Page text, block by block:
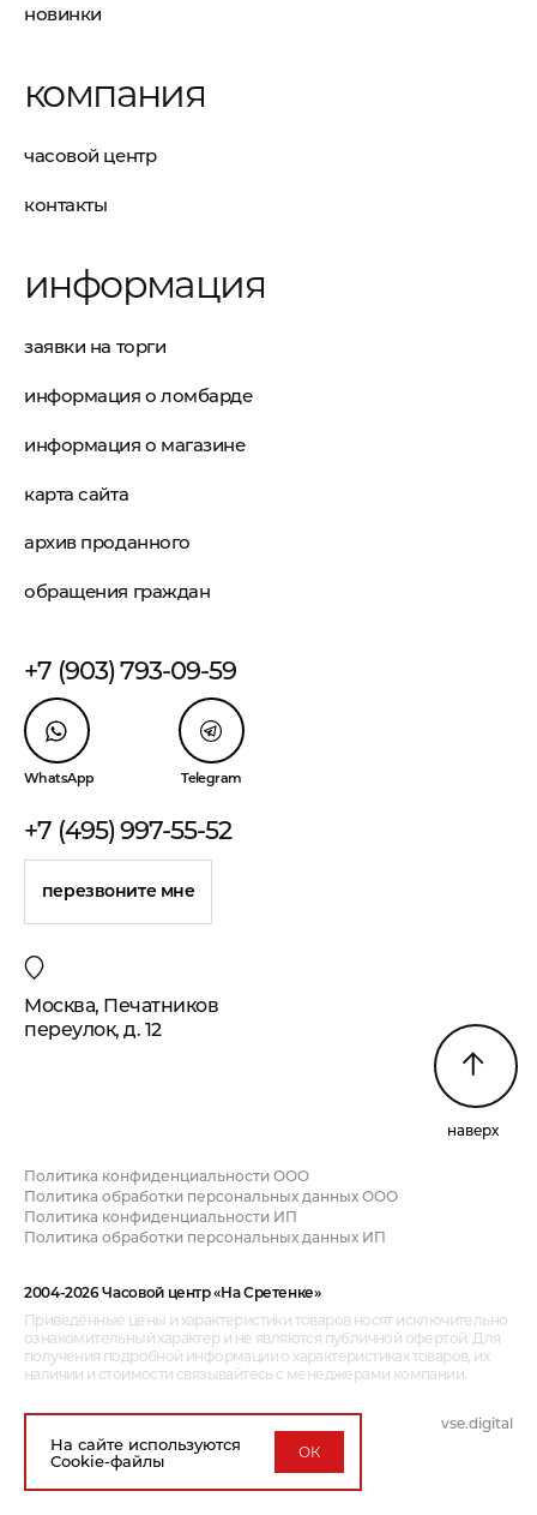
новинки
компания
часовой центр
контакты
информация
заявки на торги
информация о ломбарде
информация о магазине
карта сайта
архив проданного
обращения граждан
+7 (903) 793-09-59
WhatsApp Telegram
+7 (495) 997-55-52
перезвоните мне
Москва, Печатников
переулок, д. 12
наверх
Политика конфиденциальности ООО
Политика обработки персональных данных ООО
Политика конфиденциальности ИП
Политика обработки персональных данных ИП
2004-2026 Часовой центр «На Сретенке»
Приведённые цены и характеристики товаров носят исключительно
ознакомительный характер и не являются публичной офертой. Для
получения подробной информации о характеристиках товаров, их
наличии и стоимости связывайтесь с менеджерами компании.
vse.digital
На сайте используются
Cookie-файлы
ОК